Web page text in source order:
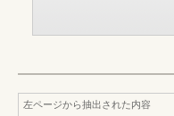
左ページから抽出された内容